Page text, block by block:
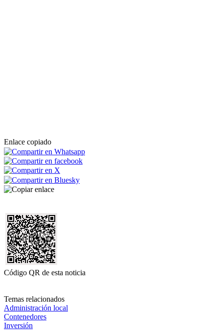
Enlace copiado
Código QR de esta noticia
Temas relacionados
Administración local
Contenedores
Inversión